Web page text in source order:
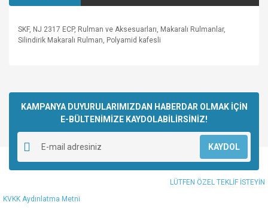
SKF, NJ 2317 ECP, Rulman ve Aksesuarları, Makaralı Rulmanlar,
Silindirik Makaralı Rulman, Polyamid kafesli
Yorum Yaz
kullanarak tarafımıza iletebilirsiniz.
Görüş ve önerileriniz için teşekkür ederiz.
Ürün resmi kalitesiz, bozuk veya görüntülenemiyor.
Ürün açıklamasında eksik bilgiler bulunuyor.
Ürün bilgilerinde hatalar bulunuyor.
Ürün fiyatı diğer sitelerden daha pahalı.
Bu ürüne benzer farklı alternatifler olmalı.
KAMPANYA DUYURULARIMIZDAN HABERDAR OLMAK İÇİN
E-BÜLTENİMİZE KAYDOLABİLİRSİNİZ!
KAYDOL
LÜTFEN ÖZEL TEKLİF İSTEYİN
KVKK Aydınlatma Metni